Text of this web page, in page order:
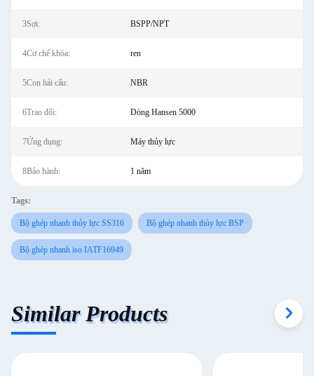
3Sợi: BSPP/NPT
4Cơ chế khóa: ren
5Con hải cẩu: NBR
6Trao đổi: Dòng Hansen 5000
7Ứng dụng: Máy thủy lực
8Bảo hành: 1 năm
Tags:
Bộ ghép nhanh thủy lực SS316 Bộ ghép nhanh thủy lực BSP
Bộ ghép nhanh iso IATF16949
Similar Products